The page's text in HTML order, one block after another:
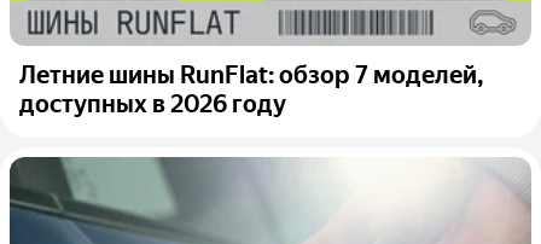
Летние шины RunFlat: обзор 7 моделей,
доступных в 2026 году